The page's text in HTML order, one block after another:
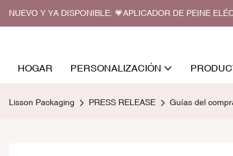
NUEVO Y YA DISPONIBLE: 💗APLICADOR DE PEINE
HOGAR PERSONALIZACIÓN
Lisson Packaging PRESS RELEASE Guías del